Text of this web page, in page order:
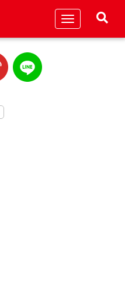
Toggle